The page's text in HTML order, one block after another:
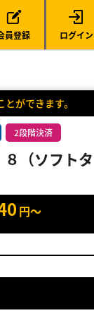
員登録 ログイン
ができます。
2段階決済
（ソフトタ
円～